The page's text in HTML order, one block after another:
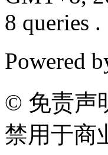
8 queries .
Powered
© 免责声
禁用于商